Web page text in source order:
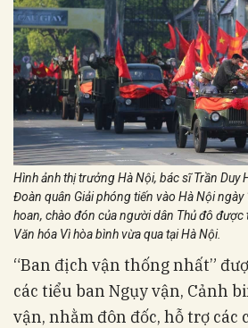
Hình ảnh thị trưởng Hà Nội, bác sĩ Trần Duy
Đoàn quân Giải phóng tiến vào Hà Nội
hoan, chào đón của người dân Thủ đô được
Văn hóa Vì hòa bình vừa qua tại Hà Nội.
“Ban địch vận thống nhất”
các tiểu ban Ngụy vận, Cảnh
vận, nhằm đôn đốc, hỗ trợ các